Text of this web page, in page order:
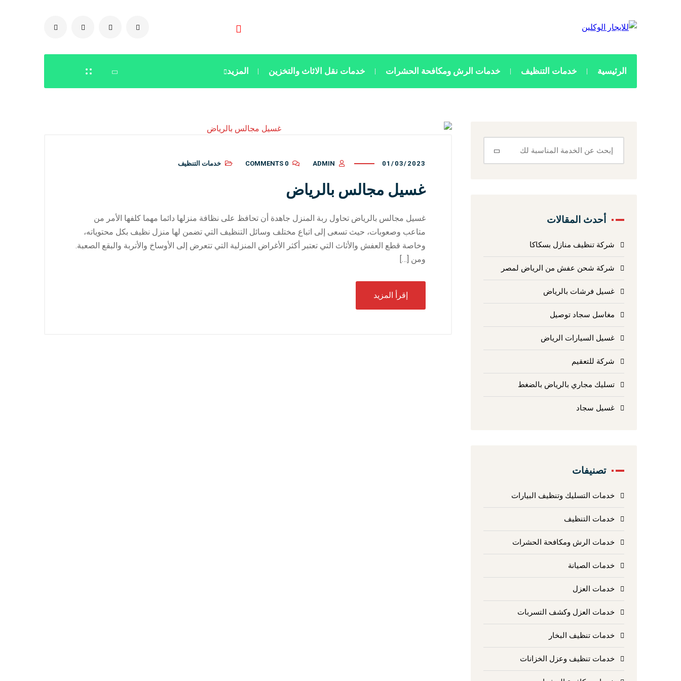
الرئيسية خدمات التنظيف خدمات الرش ومكافحة الحشرات خدمات نقل الاثاث والتخزين المزيد
01/03/2023
ADMIN
0 COMMENTS خدمات التنظيف
غسيل مجالس بالرياض
غسيل مجالس بالرياض تحاول ربة المنزل جاهدة أن تحافظ على نظافة منزلها دائما مهما كلفها الأمر من
متاعب وصعوبات، حيث تسعى إلى اتباع مختلف وسائل التنظيف التي تضمن لها منزل نظيف بكل محتوياته،
وخاصة قطع العفش والأثاث التي تعتبر أكثر الأغراض المنزلية التي تتعرض إلى الأوساخ والأتربة والبقع الصعبة.
ومن […]
إقرأ المزيد
أحدث المقالات
شركة تنظيف منازل بسكاكا
شركة شحن عفش من الرياض لمصر
غسيل فرشات بالرياض
مغاسل سجاد توصيل
غسيل السيارات الرياض
شركة للتعقيم
تسليك مجاري بالرياض بالضغط
غسيل سجاد
تصنيفات
خدمات التسليك وتنظيف البيارات
خدمات التنظيف
خدمات الرش ومكافحة الحشرات
خدمات الصيانة
خدمات العزل
خدمات العزل وكشف التسربات
خدمات تنظيف البخار
خدمات تنظيف وعزل الخزانات